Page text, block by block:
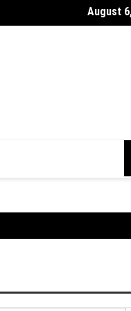
tragfähige August